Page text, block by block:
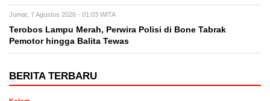
Jumat, 7 Agustus 2026 - 01:03 WITA
Terobos Lampu Merah, Perwira Polisi di Bone Tabrak
Pemotor hingga Balita Tewas
BERITA TERBARU